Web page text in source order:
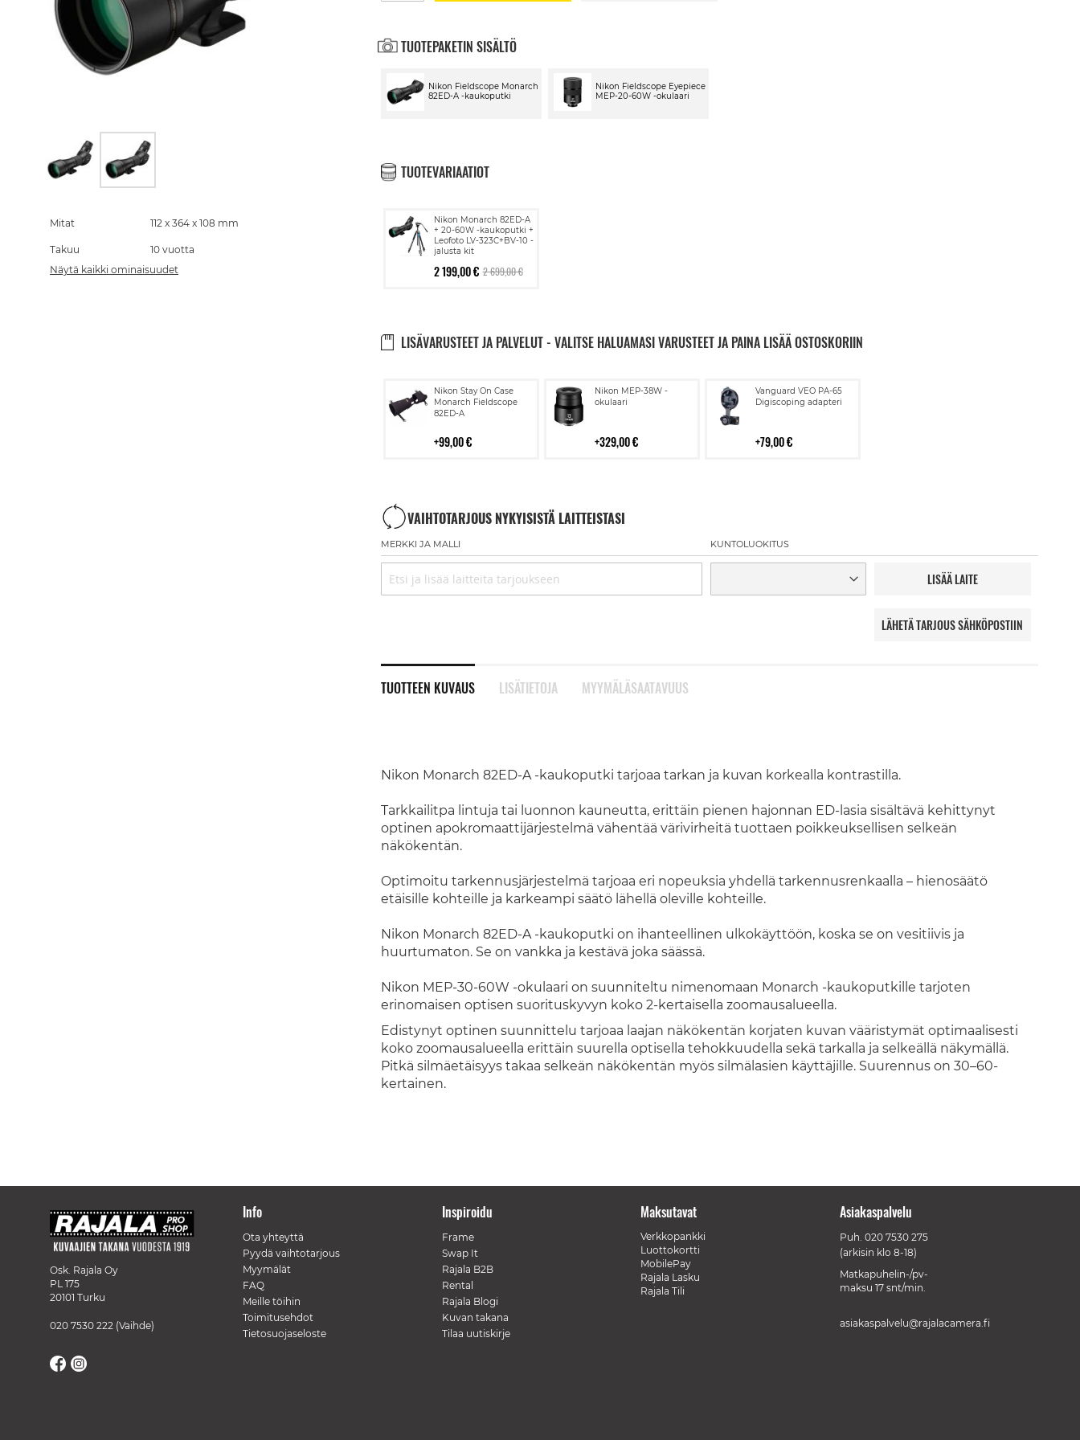
TUOTEPAKETIN SISÄLTÖ
Nikon Fieldscope Monarch
82ED-A -kaukoputki
Nikon Fieldscope Eyepiece
MEP-20-60W -okulaari
TUOTEVARIAATIOT
Nikon Monarch 82ED-A
+ 20-60W -kaukoputki +
Leofoto LV-323C+BV-10 -
jalusta kit
2 199,00 € 2 699,00 €
LISÄVARUSTEET JA PALVELUT - VALITSE HALUAMASI VARUSTEET JA PAINA LISÄÄ OSTOSKORIIN
Nikon Stay On Case
Monarch Fieldscope
82ED-A
99,00 €
Lisää
ostoskoriin
Nikon MEP-38W -
okulaari
329,00 €
Lisää
ostoskoriin
Vanguard VEO PA-65
Digiscoping adapteri
79,00 €
Lisää
ostoskoriin
VAIHTOTARJOUS NYKYISISTÄ LAITTEISTASI
MERKKI JA MALLI KUNTOLUOKITUS
LISÄÄ LAITE
LÄHETÄ TARJOUS SÄHKÖPOSTIIN
TUOTTEEN KUVAUS
Nikon Monarch 82ED-A -kaukoputki tarjoaa tarkan ja kuvan korkealla kontrastilla.
Tarkkailitpa lintuja tai luonnon kauneutta, erittäin pienen hajonnan ED-lasia sisältävä kehittynyt
optinen apokromaattijärjestelmä vähentää värivirheitä tuottaen poikkeuksellisen selkeän
näkökentän.
Optimoitu tarkennusjärjestelmä tarjoaa eri nopeuksia yhdellä tarkennusrenkaalla – hienosäätö
etäisille kohteille ja karkeampi säätö lähellä oleville kohteille.
Nikon Monarch 82ED-A -kaukoputki on ihanteellinen ulkokäyttöön, koska se on vesitiivis ja
huurtumaton. Se on vankka ja kestävä joka säässä.
Nikon MEP-30-60W -okulaari on suunniteltu nimenomaan Monarch -kaukoputkille tarjoten
erinomaisen optisen suorituskyvyn koko 2-kertaisella zoomausalueella.
Edistynyt optinen suunnittelu tarjoaa laajan näkökentän korjaten kuvan vääristymät optimaalisesti
koko zoomausalueella erittäin suurella optisella tehokkuudella sekä tarkalla ja selkeällä näkymällä.
Pitkä silmäetäisyys takaa selkeän näkökentän myös silmälasien käyttäjille. Suurennus on 30–60-
kertainen.
LISÄTIETOJA MYYMÄLÄSAATAVUUS
the
of
the
images
Mitat 112 x 364 x 108 mm
Takuu
10 vuotta
Näytä kaikki ominaisuudet
Osk. Rajala Oy
PL 175
20101 Turku
020 7530 222 (Vaihde)
Info
Ota yhteyttä
Pyydä vaihtotarjous
Myymälät
FAQ
Meille töihin
Toimitusehdot
Tietosuojaseloste
Inspiroidu
Frame
Swap It
Rajala B2B
Rental
Rajala Blogi
Kuvan takana
Tilaa uutiskirje
Maksutavat
Verkkopankki
Luottokortti
MobilePay
Rajala Lasku
Rajala Tili
Asiakaspalvelu
Puh. 020 7530 275
(arkisin klo 8-18)
Matkapuhelin-/pv-
maksu 17 snt/min.
asiakaspalvelu@rajalacamera.fi